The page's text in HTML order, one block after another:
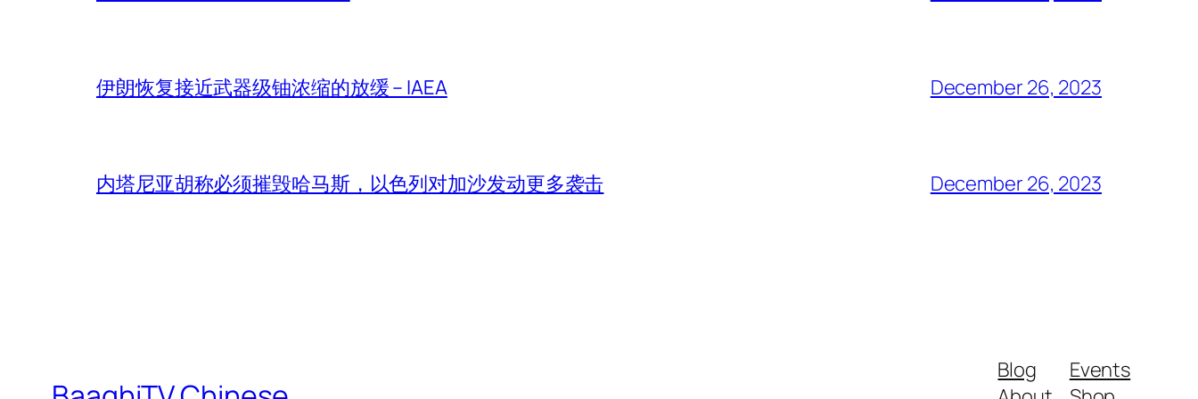
伊朗恢复接近武器级铀浓缩的放缓 – IAEA December 26, 2023
内塔尼亚胡称必须摧毁哈马斯，以色列对加沙发动更多袭击 December 26, 2023
Blog
Events